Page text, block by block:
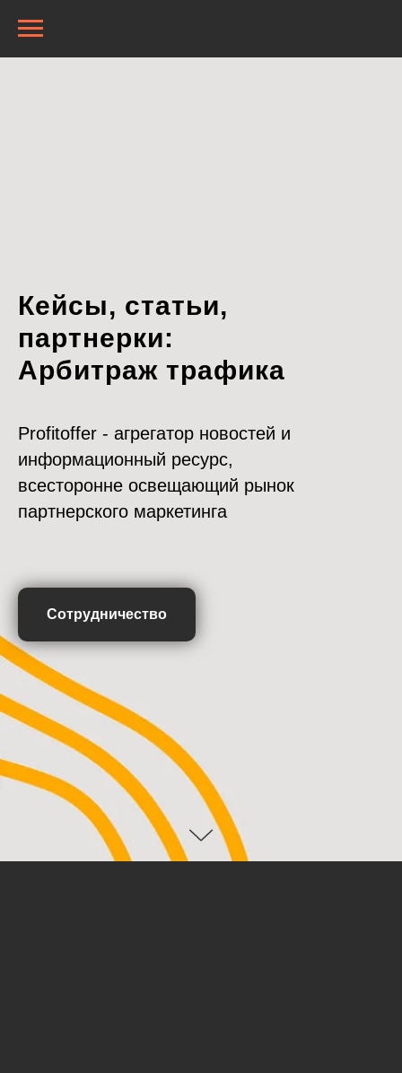
Кейсы, статьи,
партнерки:
Арбитраж трафика
Profitoffer - агрегатор новостей и
информационный ресурс,
всесторонне освещающий рынок
партнерского маркетинга
Сотрудничество